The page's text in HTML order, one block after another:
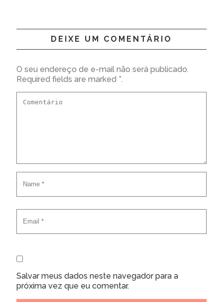
DEIXE UM COMENTÁRIO
O seu endereço de e-mail não será publicado.
Required fields are marked *.
Salvar meus dados neste navegador para a
próxima vez que eu comentar.